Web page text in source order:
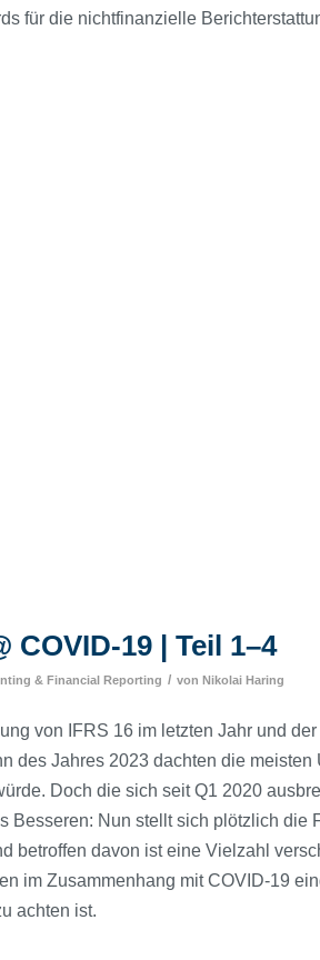
für die nichtfinanzielle
COVID-19 | Teil 1–4
& Financial Reporting / von Nikolai Haring
von IFRS 16 im letzten Jahr und
des Jahres 2023 dachten die
Doch die sich seit Q1 2020
Besseren: Nun stellt sich plötzlich die
betroffen davon ist eine Vielzahl
im Zusammenhang mit COVID-19
achten ist.